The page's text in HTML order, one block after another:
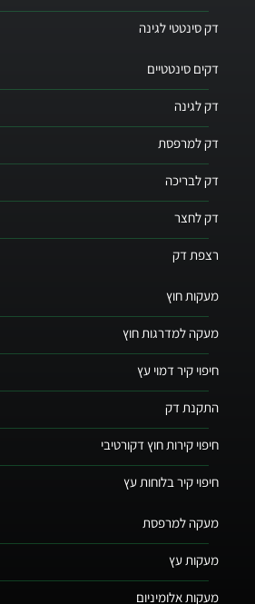
דק סינטטי לגינה
דקים סינטטיים
דק לגינה
דק למרפסת
דק לבריכה
דק לחצר
רצפת דק
מעקות חוץ
מעקה למדרגות חוץ
חיפוי קיר דמוי עץ
התקנת דק
חיפוי קירות חוץ דקורטיבי
חיפוי קיר בלוחות עץ
מעקה למרפסת
מעקות עץ
מעקות אלומיניום